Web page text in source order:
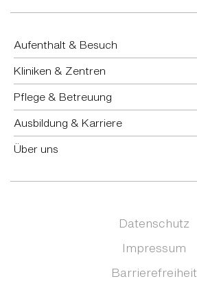
Aufenthalt & Besuch
Kliniken & Zentren
Pflege & Betreuung
Ausbildung & Karriere
Über uns
Datenschutz
Impressum
Barrierefreiheit